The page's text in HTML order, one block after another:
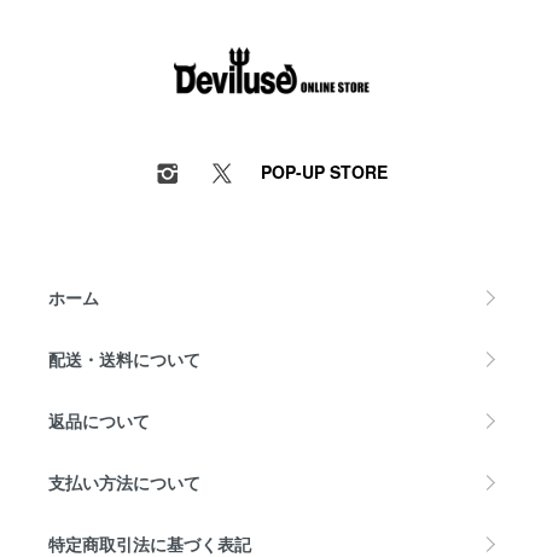
POP-UP STORE
ホーム
配送・送料について
返品について
支払い方法について
特定商取引法に基づく表記